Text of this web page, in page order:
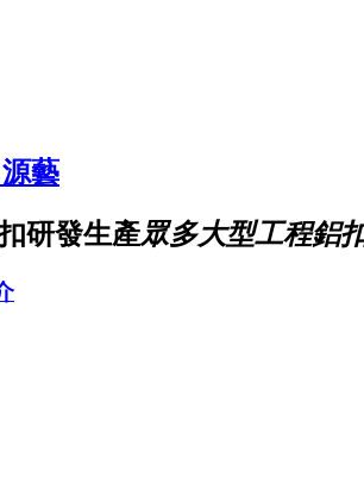
研發生產眾多大型工程鋁